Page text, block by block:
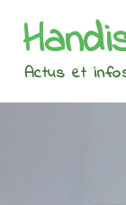
Actus et